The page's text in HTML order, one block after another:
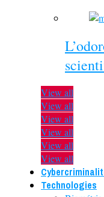
View all
View all
View all
View all
View all
View all
Technologies